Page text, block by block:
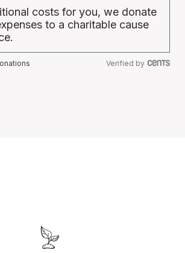
costs for you, we donate
to a charitable cause
Verified by